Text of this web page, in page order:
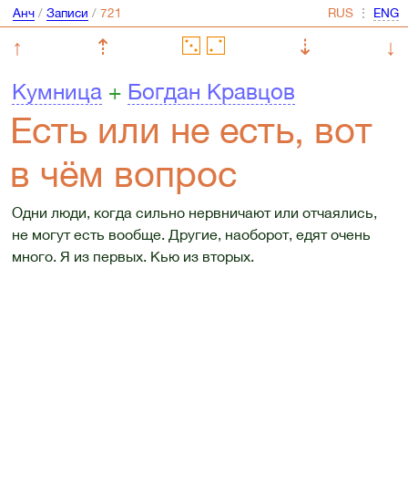
Анч/ Записи / ⋮
↑ ⇡ ⇣
↓
Кумница+ Богдан Кравцов
Есть или не есть, вот
в чём вопрос
Одни люди, когда сильно нервничают или отчаялись,
не могут есть вообще. Другие, наоборот, едят очень
много. Я из первых. Кью из вторых.